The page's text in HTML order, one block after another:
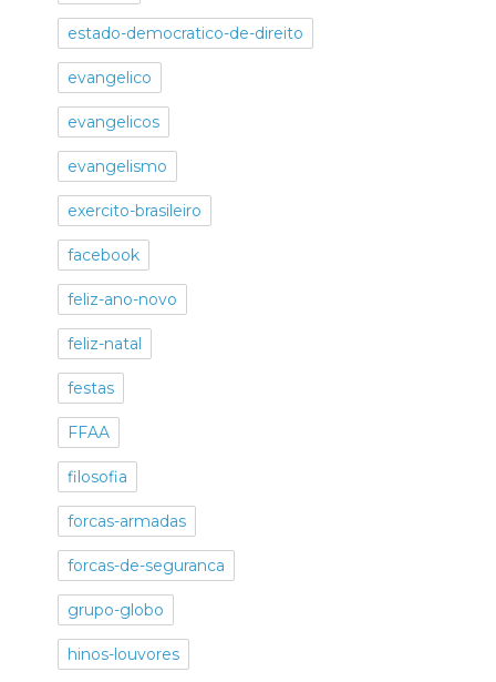
estado-democratico-de-direito
evangelico
evangelicos
evangelismo
exercito-brasileiro
facebook
feliz-ano-novo
feliz-natal
festas
FFAA
filosofia
forcas-armadas
forcas-de-seguranca
grupo-globo
hinos-louvores